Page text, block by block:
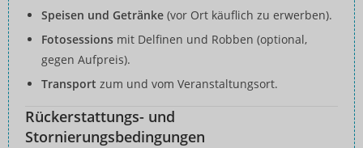
Speisen und Getränke (vor Ort käuflich zu erwerben).
Fotosessions mit Delfinen und Robben (optional,
gegen Aufpreis).
Transport zum und vom Veranstaltungsort.
Rückerstattungs- und
Stornierungsbedingungen